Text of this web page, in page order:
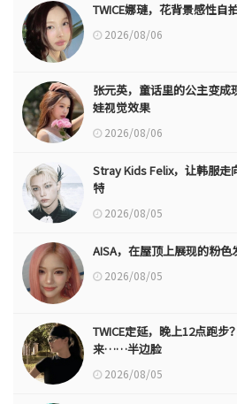
TWICE娜璉，花背景感性
2026/08/06
张元英，童话里的公主变
娃视觉效果
2026/08/06
Stray Kids Felix，让韩服
特
2026/08/05
AISA，在屋顶上展现的粉
2026/08/05
TWICE定延，晚上12点跑步
来……半边脸
2026/08/05